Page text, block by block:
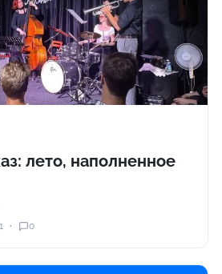
лето, наполненное
0